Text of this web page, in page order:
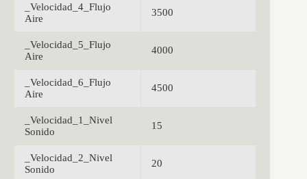
_Velocidad_4_Flujo
Aire
3500
_Velocidad_5_Flujo
Aire
4000
_Velocidad_6_Flujo
Aire
4500
_Velocidad_1_Nivel
Sonido
15
_Velocidad_2_Nivel
Sonido
20